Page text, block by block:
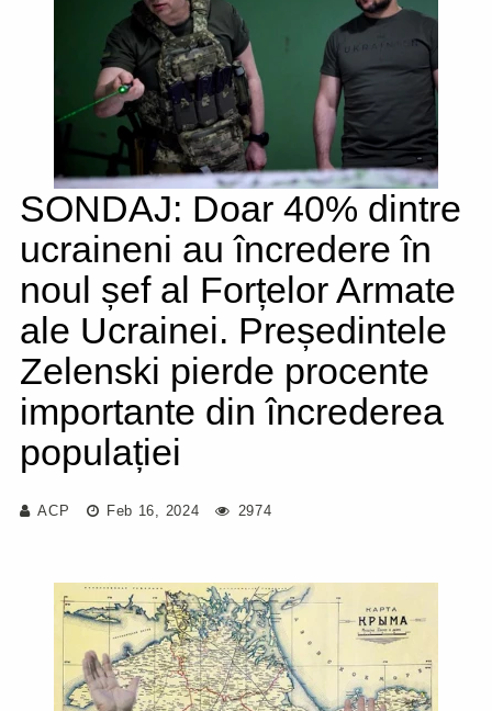
SONDAJ: Doar 40% dintre
ucraineni au încredere în
noul șef al Forțelor Armate
ale Ucrainei. Președintele
Zelenski pierde procente
importante din încrederea
populației
ACP Feb 16, 2024 2974